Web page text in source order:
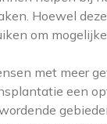
Hoewel
om
met meer
een